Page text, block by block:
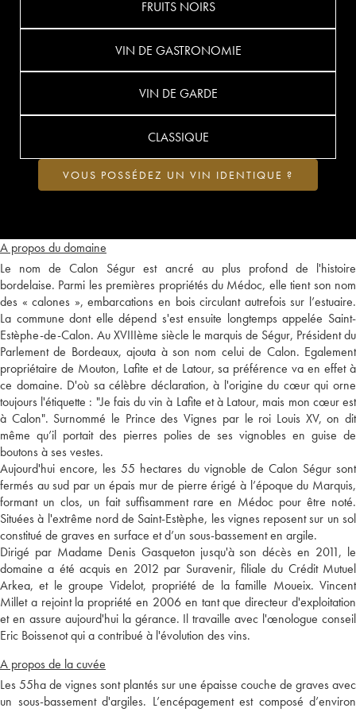
A propos du domaine
Le nom de Calon Ségur est ancré au plus profond de l'histoire
bordelaise. Parmi les premières propriétés du Médoc, elle tient son nom
des « calones », embarcations en bois circulant autrefois sur l’estuaire.
La commune dont elle dépend s'est ensuite longtemps appelée Saint-
Estèphe-de-Calon. Au XVIIIème siècle le marquis de Ségur, Président du
Parlement de Bordeaux, ajouta à son nom celui de Calon. Egalement
propriétaire de Mouton, Lafite et de Latour, sa préférence va en effet à
ce domaine. D'où sa célèbre déclaration, à l'origine du cœur qui orne
toujours l'étiquette : "Je fais du vin à Lafite et à Latour, mais mon cœur est
à Calon". Surnommé le Prince des Vignes par le roi Louis XV, on dit
même qu’il portait des pierres polies de ses vignobles en guise de
boutons à ses vestes.
Aujourd'hui encore, les 55 hectares du vignoble de Calon Ségur sont
fermés au sud par un épais mur de pierre érigé à l’époque du Marquis,
formant un clos, un fait suffisamment rare en Médoc pour être noté.
Situées à l'extrême nord de Saint-Estèphe, les vignes reposent sur un sol
constitué de graves en surface et d’un sous-bassement en argile.
Dirigé par Madame Denis Gasqueton jusqu'à son décès en 2011, le
domaine a été acquis en 2012 par Suravenir, filiale du Crédit Mutuel
Arkea, et le groupe Videlot, propriété de la famille Moueix. Vincent
Millet a rejoint la propriété en 2006 en tant que directeur d'exploitation
et en assure aujourd'hui la gérance. Il travaille avec l'œnologue conseil
Eric Boissenot qui a contribué à l'évolution des vins.
A propos de la cuvée
Les 55ha de vignes sont plantés sur une épaisse couche de graves avec
un sous-bassement d'argiles. L’encépagement est composé d’environ
FRUITS NOIRS
VIN DE GASTRONOMIE
VIN DE GARDE
CLASSIQUE
VOUS POSSÉDEZ UN VIN IDENTIQUE ?